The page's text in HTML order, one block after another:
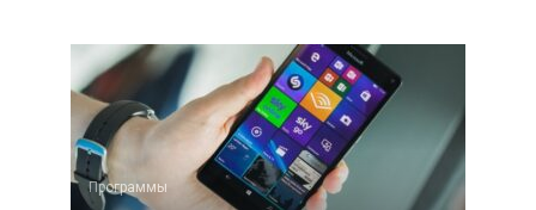
Программы